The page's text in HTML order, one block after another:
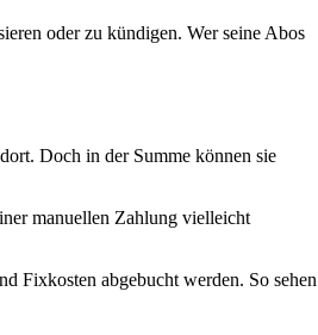
oder zu kündigen. Wer seine Abos
Doch in der Summe können sie
manuellen Zahlung vielleicht
Fixkosten abgebucht werden. So sehen